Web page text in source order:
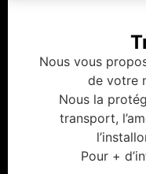
Nous vous
de votre
Nous la
transport,
Pour +